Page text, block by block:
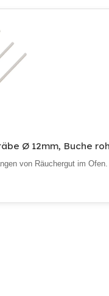
Ø 12mm, Buche
von Räuchergut im Ofen.